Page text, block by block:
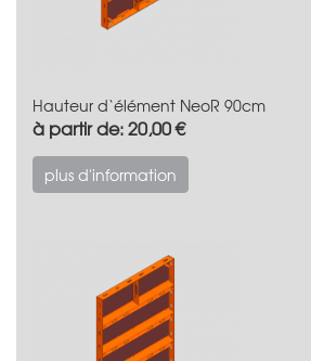
Hauteur d‘élément NeoR 90cm
à partir de: 20,00 €
plus d'information